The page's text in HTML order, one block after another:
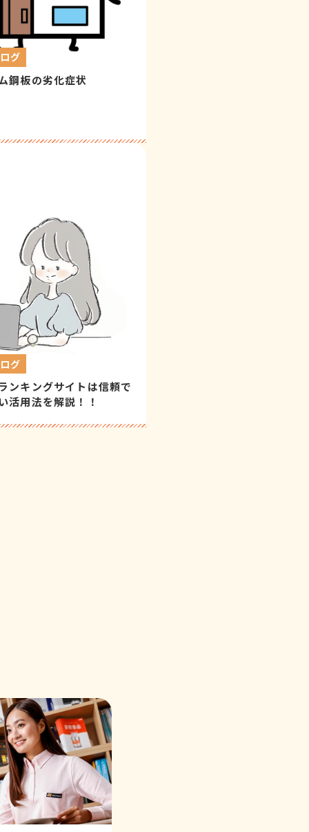
グ
鋼板の劣化症状
グ
ンキングサイトは信頼で
活用法を解説！！